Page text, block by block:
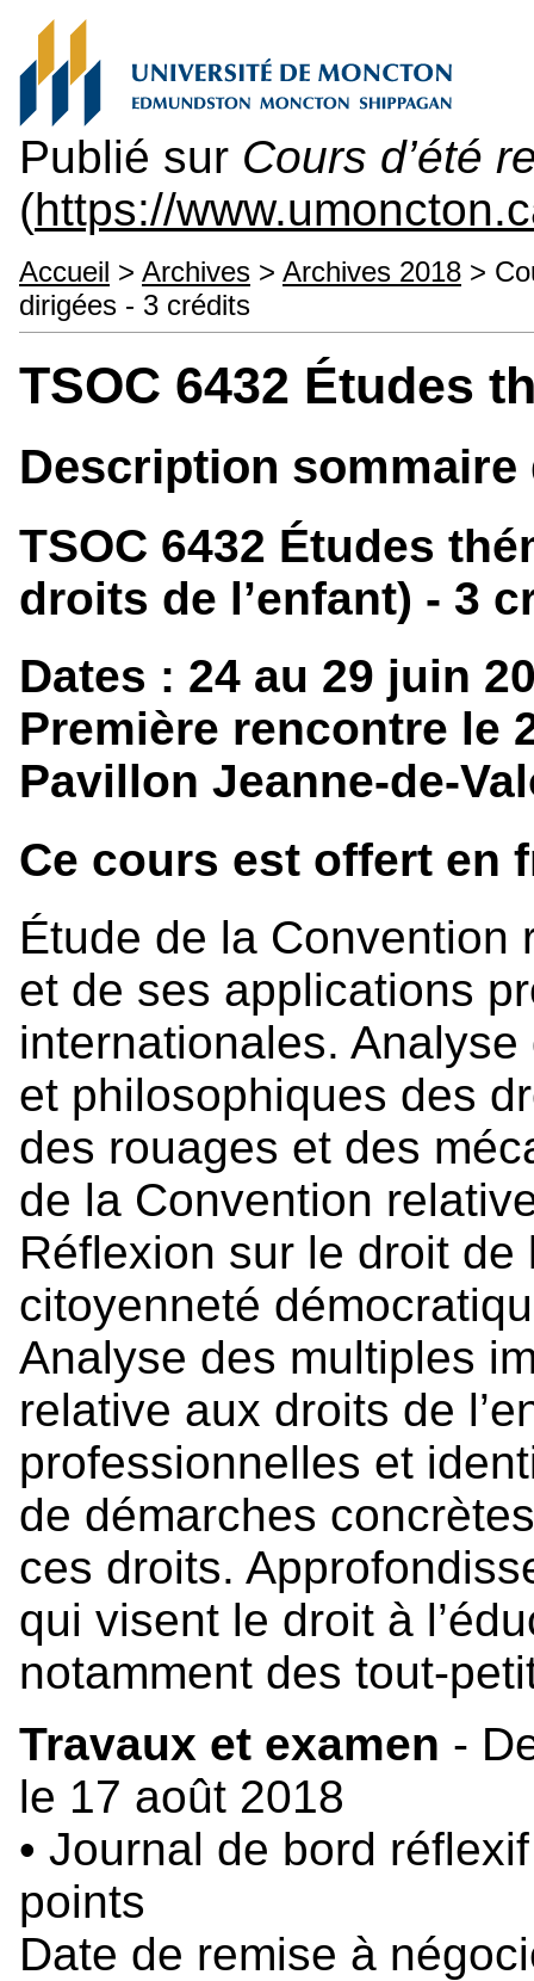
Publié sur Cours d’été
(https://
Accueil > Archives > Archives 2018 >
dirigées - 3 crédits
TSOC 6432 Études
Description sommaire
TSOC 6432 Études
droits de l’enfant) - 3
Dates : 24 au 29 juin
Première rencontre le
Pavillon Jeanne-de-
Ce cours est offert en
Étude de la Convention
et de ses applications
internationales.
et philosophiques des
des rouages et des
de la Convention
Réflexion sur le droit de
citoyenneté
Analyse des multiples
relative aux droits de
professionnelles et
de démarches
ces droits.
qui visent le droit à
notamment des tout-
Travaux et examen -
le 17 août 2018
• Journal de bord
points
Date de remise à